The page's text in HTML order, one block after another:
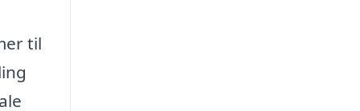
til